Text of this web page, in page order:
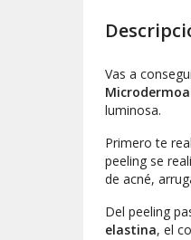
Vas a
luminosa.
Primero te
peeling se
de acné,
Del peeling
elastina, el